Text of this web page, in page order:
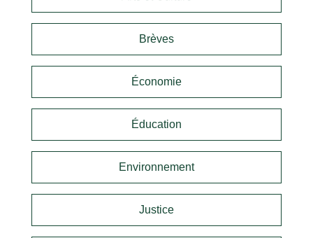
Brèves
Économie
Éducation
Environnement
Justice